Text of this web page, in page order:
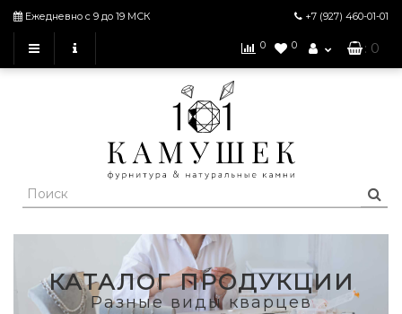
Ежедневно с 9 до 19 МСК +7 (927) 460-01-01
0 0 : 0
КАТАЛОГ ПРОДУКЦИИ
Разные виды кварцев